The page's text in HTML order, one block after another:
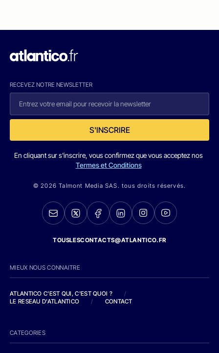
RECEVEZ NOTRE NEWSLETTER
S'INSCRIRE
En cliquant sur s'inscrire, vous confirmez que vous acceptez nos
Termes et Conditions
© 2026 Talmont Media SAS. tous droits réservés.
TOUSLESCONTACTS@ATLANTICO.FR
MIEUX NOUS CONNAITRE
ATLANTICO C'EST QUI, C'EST QUOI ?
/
LE RESEAU D'ATLANTICO
/ CONTACT
CATEGORIES